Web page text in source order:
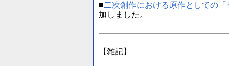
■二次創作における原作としての
加しました。
【雑記】